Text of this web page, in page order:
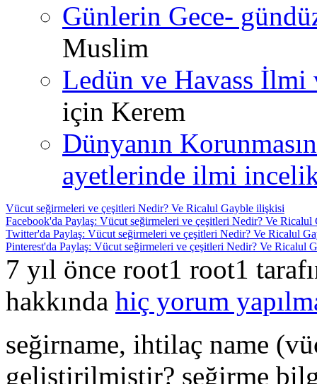
Günlerin Gece-
Muslim
Ledün ve Havass İlmi
için Kerem
Dünyanın
ayetlerinde ilmi
Vücut seğirmeleri ve çeşitleri Nedir? Ve Ricalul Gayble ilişkisi
Facebook'da Paylaş: Vücut seğirmeleri ve çeşitleri Nedir? Ve
Twitter'da Paylaş: Vücut seğirmeleri ve çeşitleri Nedir? Ve Ricalul
Pinterest'da Paylaş: Vücut seğirmeleri ve çeşitleri Nedir? Ve Ricalul
7 yıl önce root1 root1
hakkında hiç yorum
seğirname, ihtilaç name
geliştirilmiştir? seğirme